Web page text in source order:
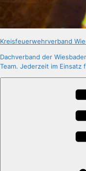
Kreisfeuerwehrverband
Dachverband der
Team. Jederzeit im Einsatz